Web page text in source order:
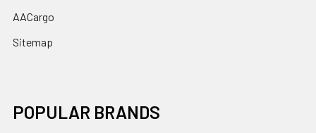
AACargo
Sitemap
POPULAR BRANDS